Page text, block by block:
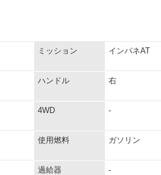
ミッション インパネAT
ハンドル 右
4WD -
使用燃料 ガソリン
過給器 -